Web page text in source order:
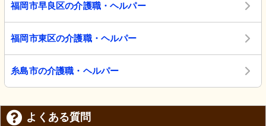
福岡市早良区の介護職・ヘルパー
福岡市東区の介護職・ヘルパー
糸島市の介護職・ヘルパー
よくある質問